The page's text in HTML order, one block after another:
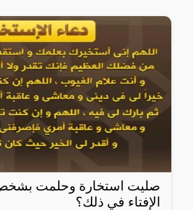
للخيام
صليت استخارة وحلمت بشخص
الإفتاء في ذلك؟